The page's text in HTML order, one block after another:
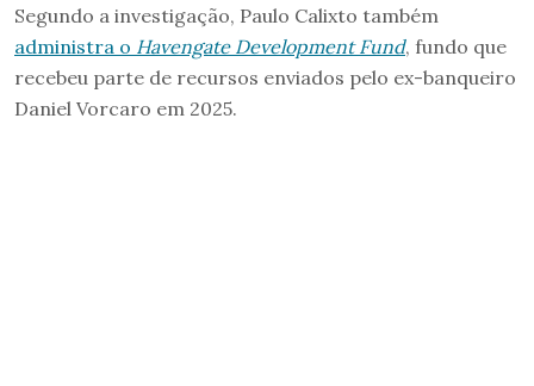
Segundo a investigação, Paulo Calixto também
administra o Havengate Development Fund, fundo que
recebeu parte de recursos enviados pelo ex-banqueiro
Daniel Vorcaro em 2025.